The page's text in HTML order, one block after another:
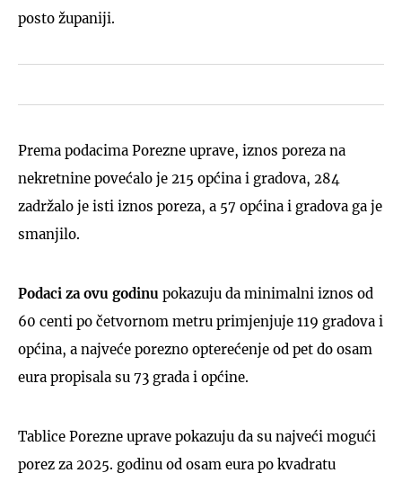
posto županiji.
Prema podacima Porezne uprave, iznos poreza na
nekretnine povećalo je 215 općina i gradova, 284
zadržalo je isti iznos poreza, a 57 općina i gradova ga je
smanjilo.
Podaci za ovu godinu pokazuju da minimalni iznos od
60 centi po četvornom metru primjenjuje 119 gradova i
općina​, a najveće porezno opterećenje od pet do osam
eura propisala su 73 grada i općine.
Tablice Porezne uprave pokazuju da su najveći mogući
porez za 2025. godinu od osam eura po kvadratu